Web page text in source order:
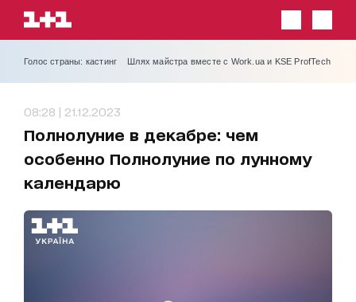
Голос страны: кастинг Шлях майстра вместе с Work.ua и KSE ProfTech
08:28 | 21.12.2023
Полнолуние в декабре: чем
особенно Полнолуние по лунному
календарю